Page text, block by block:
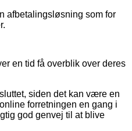
afbetalingsløsning som for
en tid få overblik over deres
siden det kan være en
forretningen en gang i
god genvej til at blive